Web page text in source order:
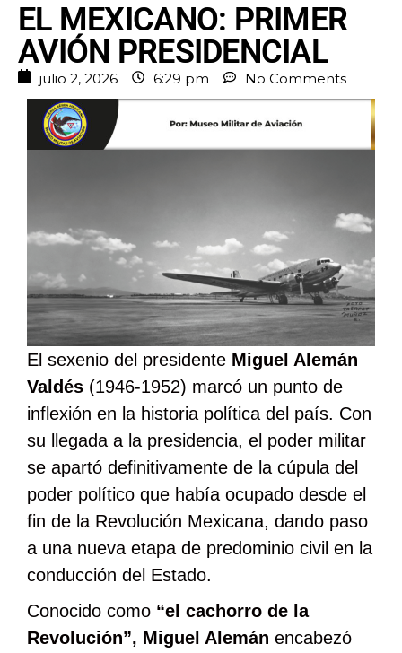
EL MEXICANO: PRIMER
AVIÓN PRESIDENCIAL
julio 2, 2026 6:29 pm No Comments
El sexenio del presidente Miguel Alemán
Valdés (1946-1952) marcó un punto de
inflexión en la historia política del país. Con
su llegada a la presidencia, el poder militar
se apartó definitivamente de la cúpula del
poder político que había ocupado desde el
fin de la Revolución Mexicana, dando paso
a una nueva etapa de predominio civil en la
conducción del Estado.
Conocido como “el cachorro de la
Revolución”, Miguel Alemán encabezó